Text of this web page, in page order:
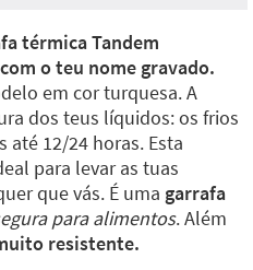
térmica Tandem
o teu nome gravado.
em cor turquesa. A
dos teus líquidos: os frios
até 12/24 horas. Esta
para levar as tuas
que vás. É uma garrafa
para alimentos. Além
resistente.